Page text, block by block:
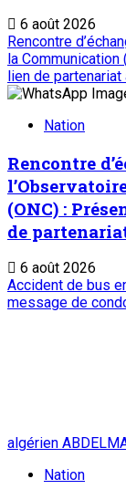
6 août 2026
Rencontre
la
lien de partenariat
Nation
Rencontre
(ONC) :
de
6 août 2026
Accident de bus
message de
algérien
Nation